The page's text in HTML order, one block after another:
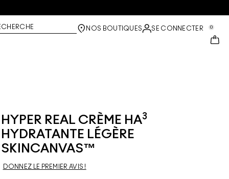
NOS BOUTIQUES SE CONNECTER 0
HYPER REAL CRÈME HA3
HYDRATANTE LÉGÈRE
SKINCANVAS™
DONNEZ LE PREMIER AVIS !